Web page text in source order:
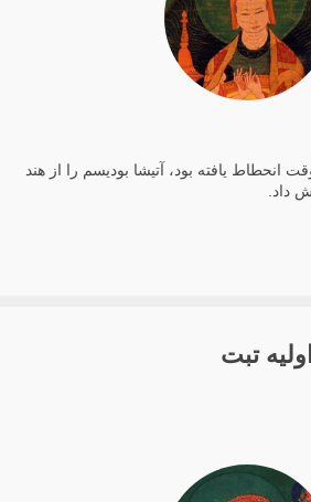
انحطاط یافته بود، آتیشا بودیسم را از هند
داد.
تبت